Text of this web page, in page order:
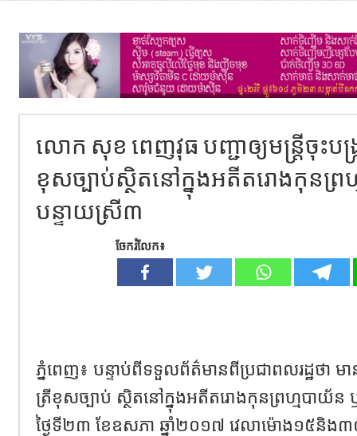
លោក សុខ ពេញវុធ បញ្ជាឲ្យមន្រ្តីចុះបង្
ខុសច្បាប់ស្ថិតនៅក្នុងអតីតរោងកុនព្រ
បន្ទាយស្រី៣
ចែករំលែក៖
ភ្នំពេញ៖ បន្ទាប់ពីទទួលព័ត៌មានពីប្រជាពលរដ្ឋថា
ត្រីខុសច្បាប់ ស្ថិតនៅក្នុងអតីតរោងកុនព្រហ្មបាយ័
ថ្ងៃទី២៣ ខែឧសភា ឆ្នាំ២០១៧ វេលាម៉ោង១៥និ